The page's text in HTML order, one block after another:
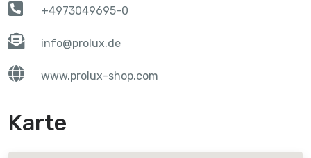
+4973049695-0
info@prolux.de
www.prolux-shop.com
Karte